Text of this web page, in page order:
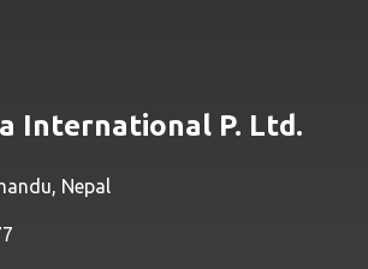
International P. Ltd.
Nepal